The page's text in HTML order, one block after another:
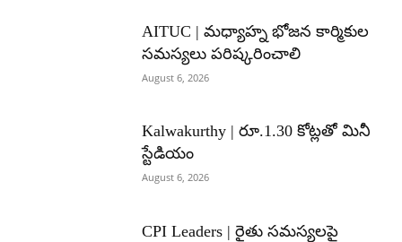
AITUC | మధ్యాహ్న భోజన కార్మికుల
సమస్యలు పరిష్కరించాలి
August 6, 2026
Kalwakurthy | రూ.1.30 కోట్లతో మినీ
స్టేడియం
August 6, 2026
CPI Leaders | రైతు సమస్యలపై